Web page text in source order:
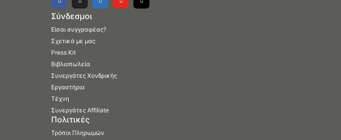
Σύνδεσμοι
Είσαι συγγραφέας?
Σχετικά με μας
Press Kit
Βιβλιοπωλεία
Συνεργάτες Χονδρικής
Εργαστήρια
Τέχνη
Συνεργάτες Affiliate
Πολιτικές
Τρόποι Πληρωμών